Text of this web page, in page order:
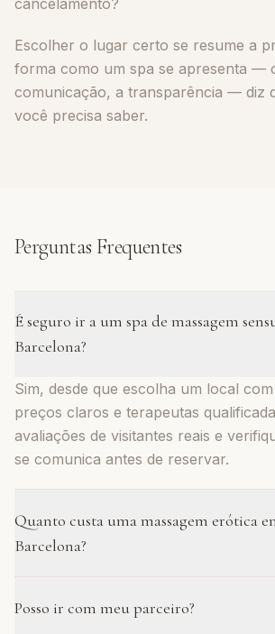
cancelamento?
Escolher o lugar certo se resume a
forma como um spa se apresenta —
comunicação, a transparência — diz
você precisa saber.
Perguntas Frequentes
É seguro ir a um spa de massagem
Barcelona?
Sim, desde que escolha um local
preços claros e terapeutas
avaliações de visitantes reais e
se comunica antes de reservar.
Quanto custa uma massagem erótica
Barcelona?
geralmente entre 100 € e 210 €,
Posso ir com meu parceiro?